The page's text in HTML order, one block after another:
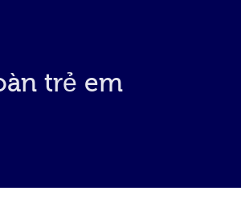
trẻ em